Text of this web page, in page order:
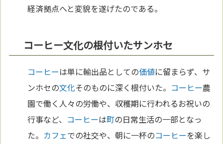
経済拠点へと変貌を遂げたのである。
コーヒー文化の根付いたサンホセ
コーヒーは単に輸出品としての価値に留まらず、サ
ンホセの文化そのものに深く根付いた。 コーヒー農
園で働く人々の労働や、収穫期に行われるお祝いの
行事など、 コーヒーは町の日常生活の一部となっ
た。 カフェでの社交や、朝に一杯のコーヒーを楽し